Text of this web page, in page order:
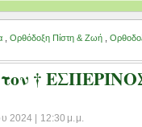
Ορθόδοξη Πίστη & Ζωή
τον †
2024 | 12:30 μ.μ.